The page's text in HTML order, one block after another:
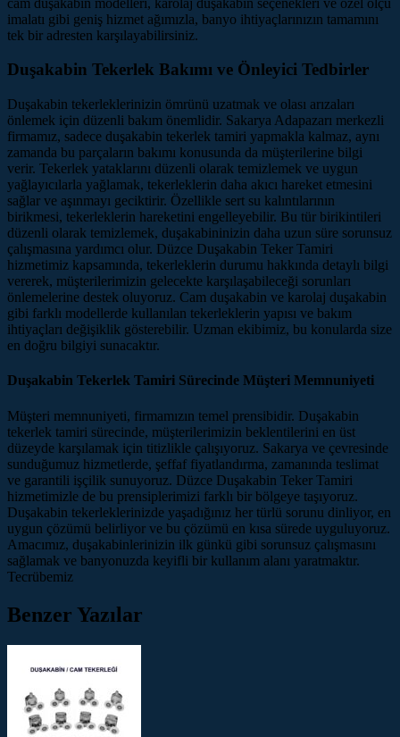
imalatı gibi geniş hizmet ağımızla, banyo ihtiyaçlarınızın tamamını
tek bir adresten karşılayabilirsiniz.
Duşakabin Tekerlek Bakımı ve Önleyici Tedbirler
Duşakabin tekerleklerinizin ömrünü uzatmak ve olası arızaları
önlemek için düzenli bakım önemlidir. Sakarya Adapazarı merkezli
firmamız, sadece duşakabin tekerlek tamiri yapmakla kalmaz, aynı
zamanda bu parçaların bakımı konusunda da müşterilerine bilgi
verir. Tekerlek yataklarını düzenli olarak temizlemek ve uygun
yağlayıcılarla yağlamak, tekerleklerin daha akıcı hareket etmesini
sağlar ve aşınmayı geciktirir. Özellikle sert su kalıntılarının
birikmesi, tekerleklerin hareketini engelleyebilir. Bu tür birikintileri
düzenli olarak temizlemek, duşakabininizin daha uzun süre sorunsuz
çalışmasına yardımcı olur. Düzce Duşakabin Teker Tamiri
hizmetimiz kapsamında, tekerleklerin durumu hakkında detaylı bilgi
vererek, müşterilerimizin gelecekte karşılaşabileceği sorunları
önlemelerine destek oluyoruz. Cam duşakabin ve karolaj duşakabin
gibi farklı modellerde kullanılan tekerleklerin yapısı ve bakım
ihtiyaçları değişiklik gösterebilir. Uzman ekibimiz, bu konularda size
en doğru bilgiyi sunacaktır.
Duşakabin Tekerlek Tamiri Sürecinde Müşteri Memnuniyeti
Müşteri memnuniyeti, firmamızın temel prensibidir. Duşakabin
tekerlek tamiri sürecinde, müşterilerimizin beklentilerini en üst
düzeyde karşılamak için titizlikle çalışıyoruz. Sakarya ve çevresinde
sunduğumuz hizmetlerde, şeffaf fiyatlandırma, zamanında teslimat
ve garantili işçilik sunuyoruz. Düzce Duşakabin Teker Tamiri
hizmetimizle de bu prensiplerimizi farklı bir bölgeye taşıyoruz.
Duşakabin tekerleklerinizde yaşadığınız her türlü sorunu dinliyor, en
uygun çözümü belirliyor ve bu çözümü en kısa sürede uyguluyoruz.
Amacımız, duşakabinlerinizin ilk günkü gibi sorunsuz çalışmasını
sağlamak ve banyonuzda keyifli bir kullanım alanı yaratmaktır.
Tecrübemiz
Benzer Yazılar